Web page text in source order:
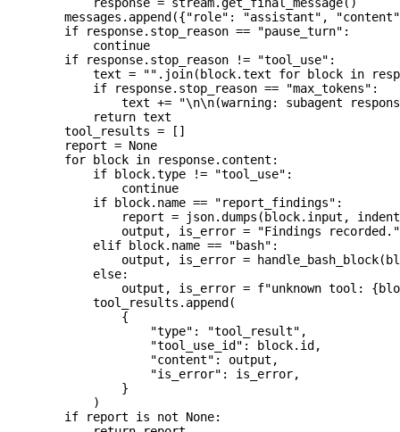
        messages.append({
"role" : "assistant" ,
"content"
        if
response.stop_reason == "pause_turn" :
            continue
        if
response.stop_reason != "tool_use" :
            text
= "" .join(block.text for block in
            if
response.stop_reason == "max_tokens" :
                text
+= "\n\n(warning: subagent
            return
text
        tool_results
= []
        report
= None
        for
block in response.content:
            if
block.type != "tool_use" :
                continue
            if
block.name == "report_findings" :
                report
= json.dumps(block.input, indent
                output, is_error
= "Findings recorded."
            elif
block.name == "bash" :
                output, is_error
=
            else
:
                output, is_error
= f"unknown tool: {
            tool_results.append(
                {
                    "type"
: "tool_result" ,
                    "tool_use_id"
: block.id,
                    "content"
: output,
                    "is_error"
: is_error,
                }
            )
        if
report is not None: